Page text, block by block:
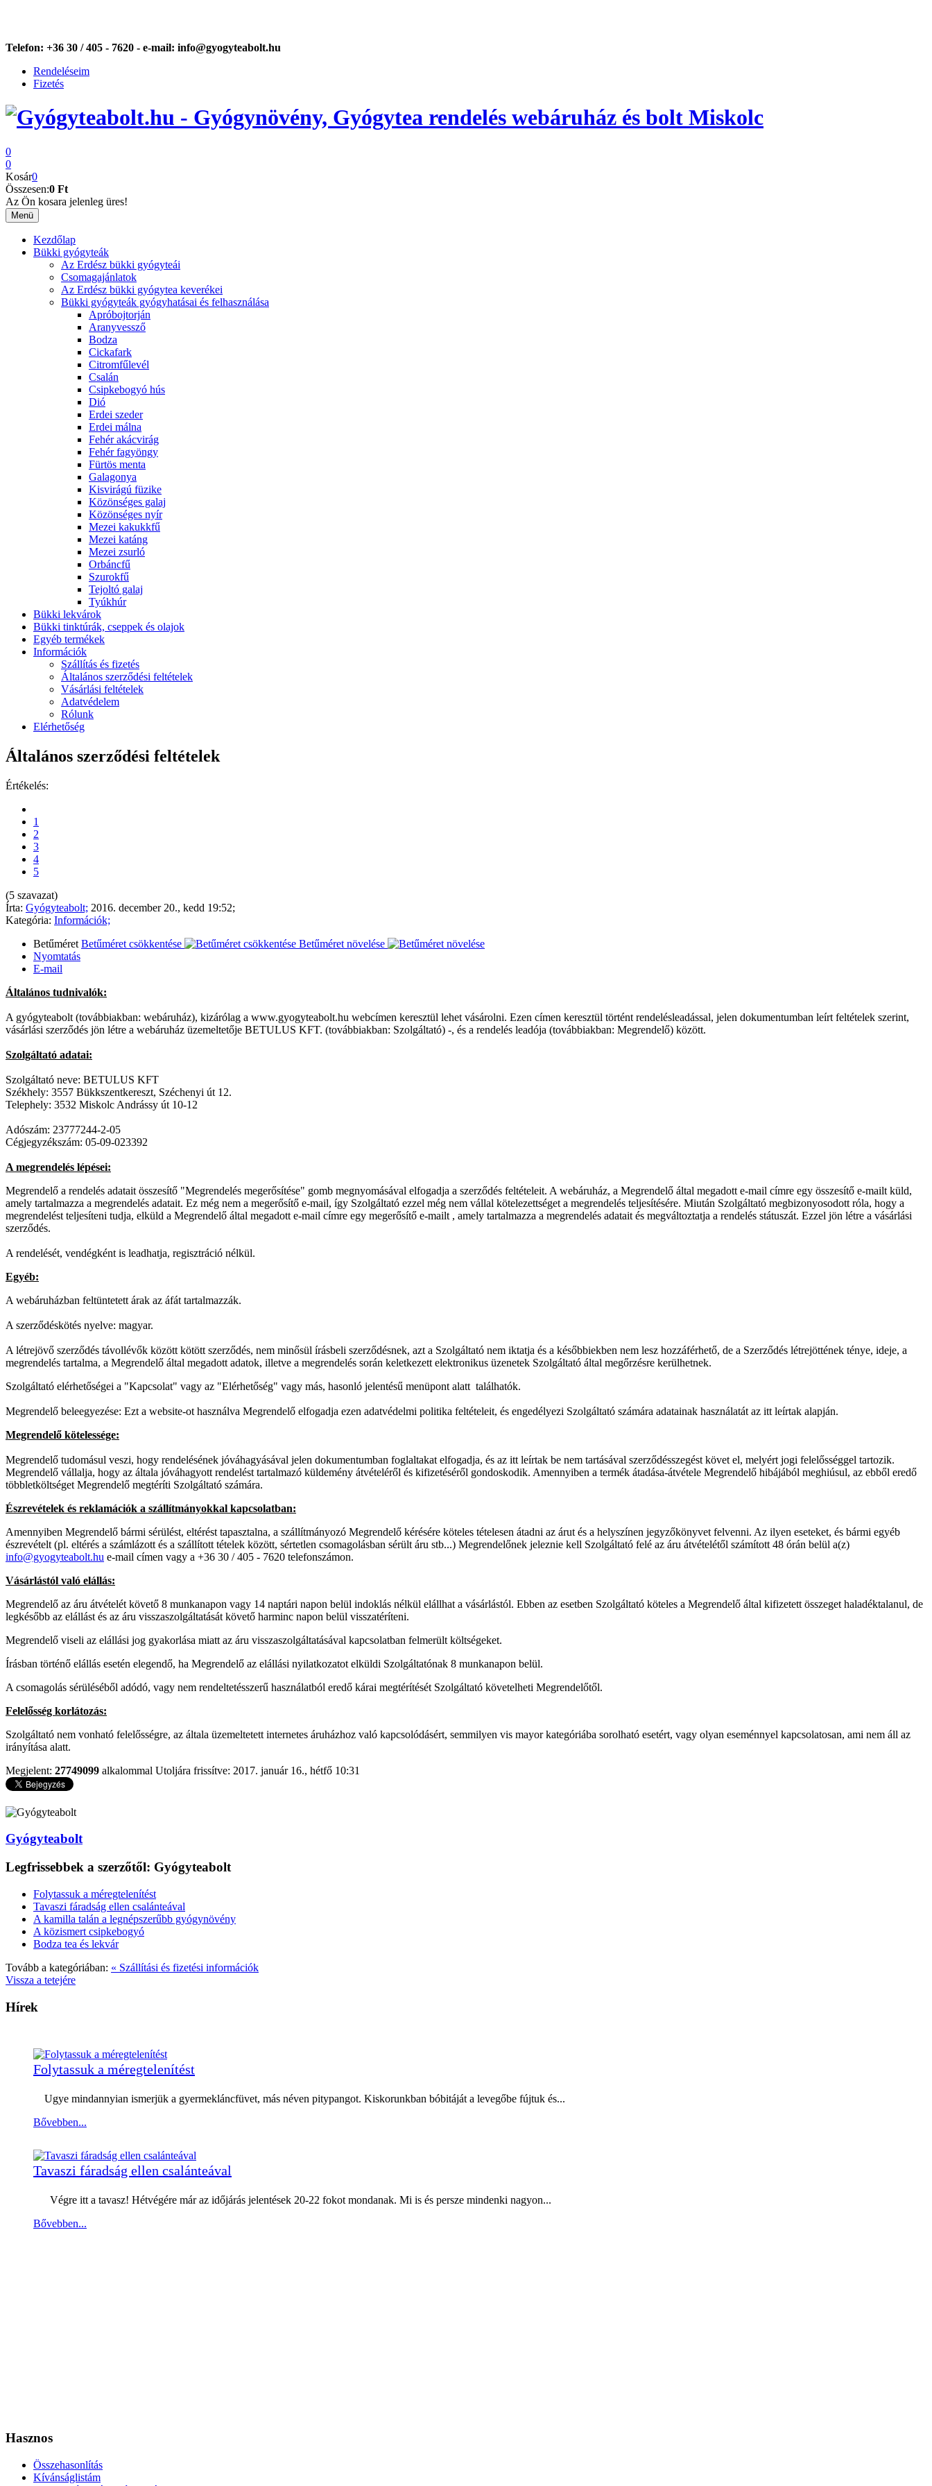
Telefon: +36 30 / 405 - 7620 - e-mail: info@gyogyteabolt.hu
Rendeléseim
Fizetés
0
0
Kosár0
Összesen:0 Ft
Az Ön kosara jelenleg üres!
Menü
Kezdőlap
Bükki gyógyteák
Az Erdész bükki gyógyteái
Csomagajánlatok
Az Erdész bükki gyógytea keverékei
Bükki gyógyteák gyógyhatásai és felhasználása
Apróbojtorján
Aranyvessző
Bodza
Cickafark
Citromfűlevél
Csalán
Csipkebogyó hús
Dió
Erdei szeder
Erdei málna
Fehér akácvirág
Fehér fagyöngy
Fürtös menta
Galagonya
Kisvirágú füzike
Közönséges galaj
Közönséges nyír
Mezei kakukkfű
Mezei katáng
Mezei zsurló
Orbáncfű
Szurokfű
Tejoltó galaj
Tyúkhúr
Bükki lekvárok
Bükki tinktúrák, cseppek és olajok
Egyéb termékek
Információk
Szállítás és fizetés
Általános szerződési feltételek
Vásárlási feltételek
Adatvédelem
Rólunk
Elérhetőség
Általános szerződési feltételek
Értékelés:
1
2
3
4
5
(5 szavazat)
Írta: Gyógyteabolt; 2016. december 20., kedd 19:52;
Kategória: Információk;
Betűméret Betűméret csökkentése
Betűméret növelése
Nyomtatás
E-mail
Általános tudnivalók:
A gyógyteabolt (továbbiakban: webáruház), kizárólag a www.gyogyteabolt.hu webcímen keresztül lehet vásárolni. Ezen címen keresztül történt rendelésleadással, jelen dokumentumban leírt feltételek szerint,
vásárlási szerződés jön létre a webáruház üzemeltetője BETULUS KFT. (továbbiakban: Szolgáltató) -, és a rendelés leadója (továbbiakban: Megrendelő) között.
Szolgáltató adatai:
Szolgáltató neve: BETULUS KFT
Székhely: 3557 Bükkszentkereszt, Széchenyi út 12.
Telephely: 3532 Miskolc Andrássy út 10-12
Adószám: 23777244-2-05
Cégjegyzékszám: 05-09-023392
A megrendelés lépései:
Megrendelő a rendelés adatait összesítő "Megrendelés megerősítése" gomb megnyomásával elfogadja a szerződés feltételeit. A webáruház, a Megrendelő által megadott e-mail címre egy összesítő e-mailt küld,
amely tartalmazza a megrendelés adatait. Ez még nem a megerősítő e-mail, így Szolgáltató ezzel még nem vállal kötelezettséget a megrendelés teljesítésére. Miután Szolgáltató megbizonyosodott róla, hogy a
megrendelést teljesíteni tudja, elküld a Megrendelő által megadott e-mail címre egy megerősítő e-mailt , amely tartalmazza a megrendelés adatait és megváltoztatja a rendelés státuszát. Ezzel jön létre a vásárlási
szerződés.
A rendelését, vendégként is leadhatja, regisztráció nélkül.
Egyéb:
A webáruházban feltüntetett árak az áfát tartalmazzák.
A szerződéskötés nyelve: magyar.
A létrejövő szerződés távollévők között kötött szerződés, nem minősül írásbeli szerződésnek, azt a Szolgáltató nem iktatja és a későbbiekben nem lesz hozzáférhető, de a Szerződés létrejöttének ténye, ideje, a
megrendelés tartalma, a Megrendelő által megadott adatok, illetve a megrendelés során keletkezett elektronikus üzenetek Szolgáltató által megőrzésre kerülhetnek.
Szolgáltató elérhetőségei a "Kapcsolat" vagy az "Elérhetőség" vagy más, hasonló jelentésű menüpont alatt találhatók.
Megrendelő beleegyezése: Ezt a website-ot használva Megrendelő elfogadja ezen adatvédelmi politika feltételeit, és engedélyezi Szolgáltató számára adatainak használatát az itt leírtak alapján.
Megrendelő kötelessége:
Megrendelő tudomásul veszi, hogy rendelésének jóváhagyásával jelen dokumentumban foglaltakat elfogadja, és az itt leírtak be nem tartásával szerződésszegést követ el, melyért jogi felelősséggel tartozik.
Megrendelő vállalja, hogy az általa jóváhagyott rendelést tartalmazó küldemény átvételéről és kifizetéséről gondoskodik. Amennyiben a termék átadása-átvétele Megrendelő hibájából meghiúsul, az ebből eredő
többletköltséget Megrendelő megtéríti Szolgáltató számára.
Észrevételek és reklamációk a szállítmányokkal kapcsolatban:
Amennyiben Megrendelő bármi sérülést, eltérést tapasztalna, a szállítmányozó Megrendelő kérésére köteles tételesen átadni az árut és a helyszínen jegyzőkönyvet felvenni. Az ilyen eseteket, és bármi egyéb
észrevételt (pl. eltérés a számlázott és a szállított tételek között, sértetlen csomagolásban sérült áru stb...) Megrendelőnek jeleznie kell Szolgáltató felé az áru átvételétől számított 48 órán belül a(z)
info@gyogyteabolt.hu e-mail címen vagy a +36 30 / 405 - 7620 telefonszámon.
Vásárlástól való elállás:
Megrendelő az áru átvételét követő 8 munkanapon vagy 14 naptári napon belül indoklás nélkül elállhat a vásárlástól. Ebben az esetben Szolgáltató köteles a Megrendelő által kifizetett összeget haladéktalanul, de
legkésőbb az elállást és az áru visszaszolgáltatását követő harminc napon belül visszatéríteni.
Megrendelő viseli az elállási jog gyakorlása miatt az áru visszaszolgáltatásával kapcsolatban felmerült költségeket.
Írásban történő elállás esetén elegendő, ha Megrendelő az elállási nyilatkozatot elküldi Szolgáltatónak 8 munkanapon belül.
A csomagolás sérüléséből adódó, vagy nem rendeltetésszerű használatból eredő kárai megtérítését Szolgáltató követelheti Megrendelőtől.
Felelősség korlátozás:
Szolgáltató nem vonható felelősségre, az általa üzemeltetett internetes áruházhoz való kapcsolódásért, semmilyen vis mayor kategóriába sorolható esetért, vagy olyan eseménnyel kapcsolatosan, ami nem áll az
irányítása alatt.
Megjelent: 27749099 alkalommal Utoljára frissítve: 2017. január 16., hétfő 10:31
Gyógyteabolt
Legfrissebbek a szerzőtől: Gyógyteabolt
Folytassuk a méregtelenítést
Tavaszi fáradság ellen csalánteával
A kamilla talán a legnépszerűbb gyógynövény
A közismert csipkebogyó
Bodza tea és lekvár
Tovább a kategóriában: « Szállítási és fizetési információk
Vissza a tetejére
Hírek
Folytassuk a méregtelenítést
Ugye mindannyian ismerjük a gyermekláncfüvet, más néven pitypangot. Kiskorunkban bóbitáját a levegőbe fújtuk és...
Bővebben...
Tavaszi fáradság ellen csalánteával
Végre itt a tavasz! Hétvégére már az időjárás jelentések 20-22 fokot mondanak. Mi is és persze mindenki nagyon...
Bővebben...
Hasznos
Összehasonlítás
Kívánságlistám